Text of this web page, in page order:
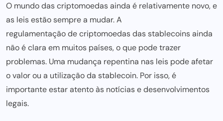
O mundo das criptomoedas ainda é relativamente novo, e
as leis estão sempre a mudar. A
regulamentação de criptomoedasdas stablecoins ainda
não é clara em muitos países, o que pode trazer
problemas. Uma mudança repentina nas leis pode afetar
o valor ou a utilização da stablecoin. Por isso, é
importante estar atento às notícias e desenvolvimentos
legais.